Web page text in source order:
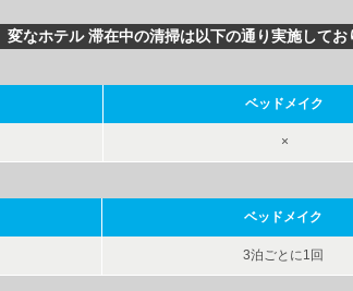
変なホテル 滞在中の清掃は以下の通り実施してお
ベッドメイク
×
ベッドメイク
3泊ごとに1回